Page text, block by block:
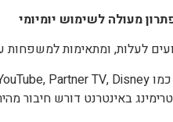
מעולה לשימוש יומיומי
לעלות, ומתאימות